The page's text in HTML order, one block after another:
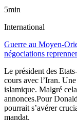
5min
International
Guerre au Moyen-
négociations
Le président des
cours avec l’Iran.
islamique. Malgré
annonces.Pour
pourrait s’avérer
mandat.